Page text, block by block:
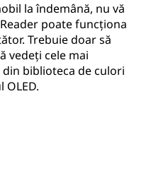
la îndemână, nu vă
poate funcționa
Trebuie doar să
vedeți cele mai
biblioteca de culori
OLED.